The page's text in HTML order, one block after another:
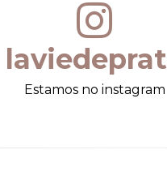
Estamos no instagram